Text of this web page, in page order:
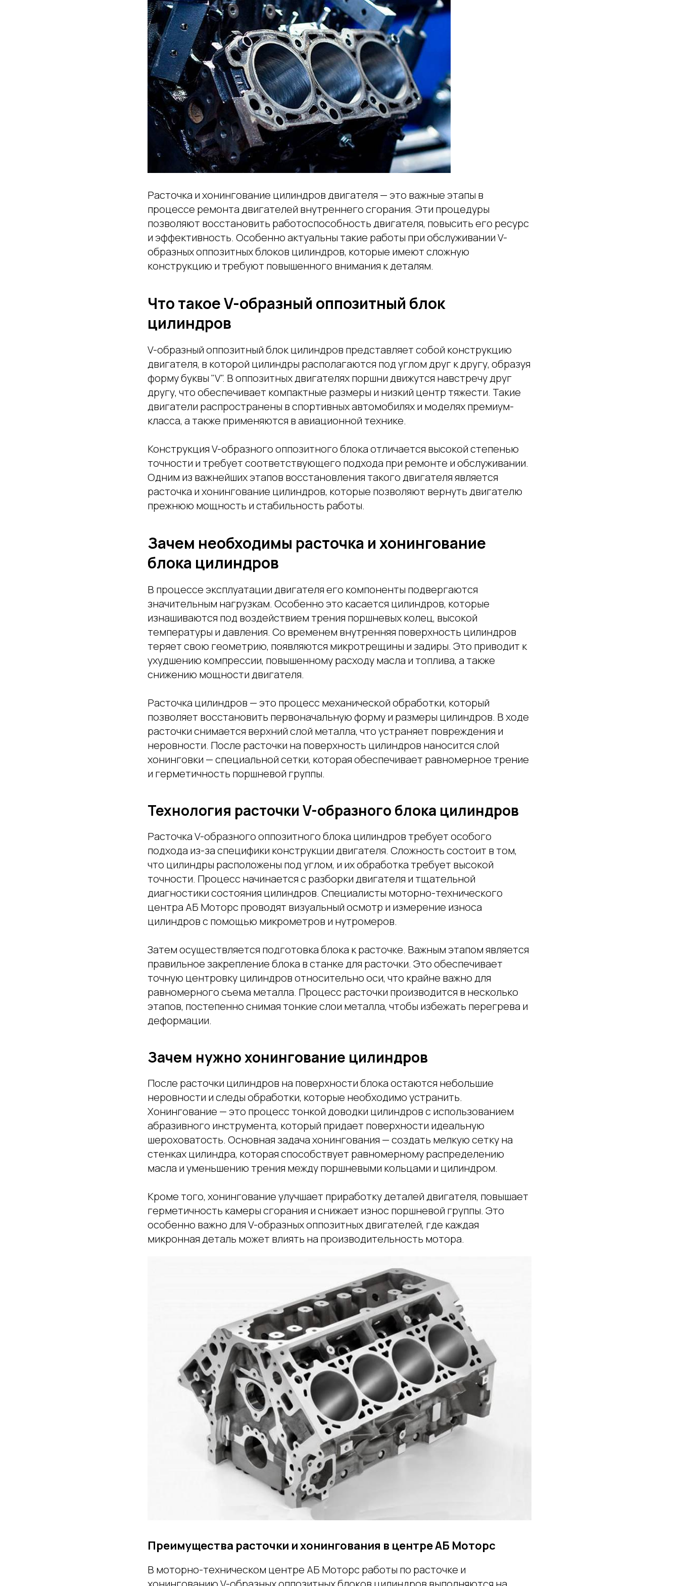
Расточка и хонингование цилиндров двигателя — это важные этапы в
процессе ремонта двигателей внутреннего сгорания. Эти процедуры
позволяют восстановить работоспособность двигателя, повысить его ресурс
и эффективность. Особенно актуальны такие работы при обслуживании V-
образных оппозитных блоков цилиндров, которые имеют сложную
конструкцию и требуют повышенного внимания к деталям.
Что такое V-образный оппозитный блок
цилиндров
V-образный оппозитный блок цилиндров представляет собой конструкцию
двигателя, в которой цилиндры располагаются под углом друг к другу, образуя
форму буквы "V". В оппозитных двигателях поршни движутся навстречу друг
другу, что обеспечивает компактные размеры и низкий центр тяжести. Такие
двигатели распространены в спортивных автомобилях и моделях премиум-
класса, а также применяются в авиационной технике.
Конструкция V-образного оппозитного блока отличается высокой степенью
точности и требует соответствующего подхода при ремонте и обслуживании.
Одним из важнейших этапов восстановления такого двигателя является
расточка и хонингование цилиндров, которые позволяют вернуть двигателю
прежнюю мощность и стабильность работы.
Зачем необходимы расточка и хонингование
блока цилиндров
В процессе эксплуатации двигателя его компоненты подвергаются
значительным нагрузкам. Особенно это касается цилиндров, которые
изнашиваются под воздействием трения поршневых колец, высокой
температуры и давления. Со временем внутренняя поверхность цилиндров
теряет свою геометрию, появляются микротрещины и задиры. Это приводит к
ухудшению компрессии, повышенному расходу масла и топлива, а также
снижению мощности двигателя.
Расточка цилиндров — это процесс механической обработки, который
позволяет восстановить первоначальную форму и размеры цилиндров. В ходе
расточки снимается верхний слой металла, что устраняет повреждения и
неровности. После расточки на поверхность цилиндров наносится слой
хонинговки — специальной сетки, которая обеспечивает равномерное трение
и герметичность поршневой группы.
Технология расточки V-образного блока цилиндров
Расточка V-образного оппозитного блока цилиндров требует особого
подхода из-за специфики конструкции двигателя. Сложность состоит в том,
что цилиндры расположены под углом, и их обработка требует высокой
точности. Процесс начинается с разборки двигателя и тщательной
диагностики состояния цилиндров. Специалисты моторно-технического
центра АБ Моторс проводят визуальный осмотр и измерение износа
цилиндров с помощью микрометров и нутромеров.
Затем осуществляется подготовка блока к расточке. Важным этапом является
правильное закрепление блока в станке для расточки. Это обеспечивает
точную центровку цилиндров относительно оси, что крайне важно для
равномерного съема металла. Процесс расточки производится в несколько
этапов, постепенно снимая тонкие слои металла, чтобы избежать перегрева и
деформации.
Зачем нужно хонингование цилиндров
После расточки цилиндров на поверхности блока остаются небольшие
неровности и следы обработки, которые необходимо устранить.
Хонингование — это процесс тонкой доводки цилиндров с использованием
абразивного инструмента, который придает поверхности идеальную
шероховатость. Основная задача хонингования — создать мелкую сетку на
стенках цилиндра, которая способствует равномерному распределению
масла и уменьшению трения между поршневыми кольцами и цилиндром.
Кроме того, хонингование улучшает приработку деталей двигателя, повышает
герметичность камеры сгорания и снижает износ поршневой группы. Это
особенно важно для V-образных оппозитных двигателей, где каждая
микронная деталь может влиять на производительность мотора.
Преимущества расточки и хонингования в центре АБ Моторс
В моторно-техническом центре АБ Моторс работы по расточке и